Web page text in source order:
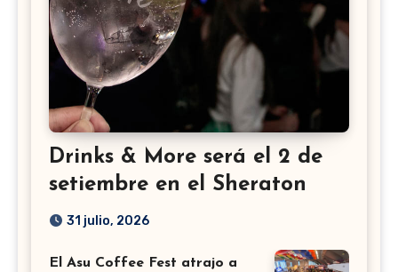
Drinks & More será el 2 de
setiembre en el Sheraton
31 julio, 2026
El Asu Coffee Fest atrajo a